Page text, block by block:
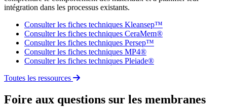
intégration dans les processus existants.
Consulter les fiches techniques Kleansep™
Consulter les fiches techniques CeraMem®
Consulter les fiches techniques Persep™
Consulter les fiches techniques MP4®
Consulter les fiches techniques Pleiade®
Toutes les ressources
Foire aux questions sur les membranes